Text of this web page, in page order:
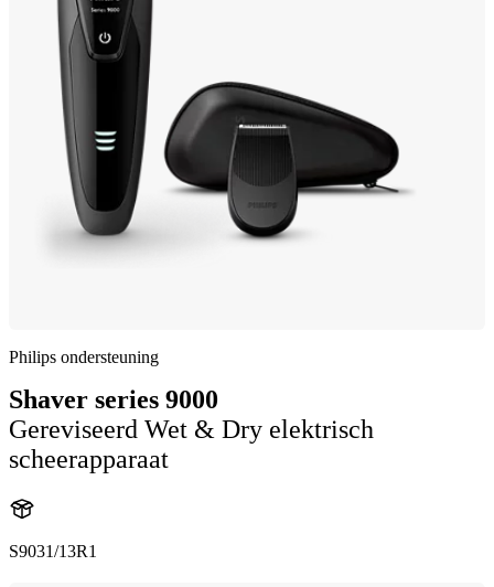
Philips ondersteuning
Shaver series 9000
Gereviseerd Wet & Dry elektrisch
scheerapparaat
S9031/13R1